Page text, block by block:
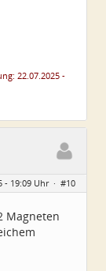
22.07.2025 -
- 19:09 Uhr · #10
Magneten